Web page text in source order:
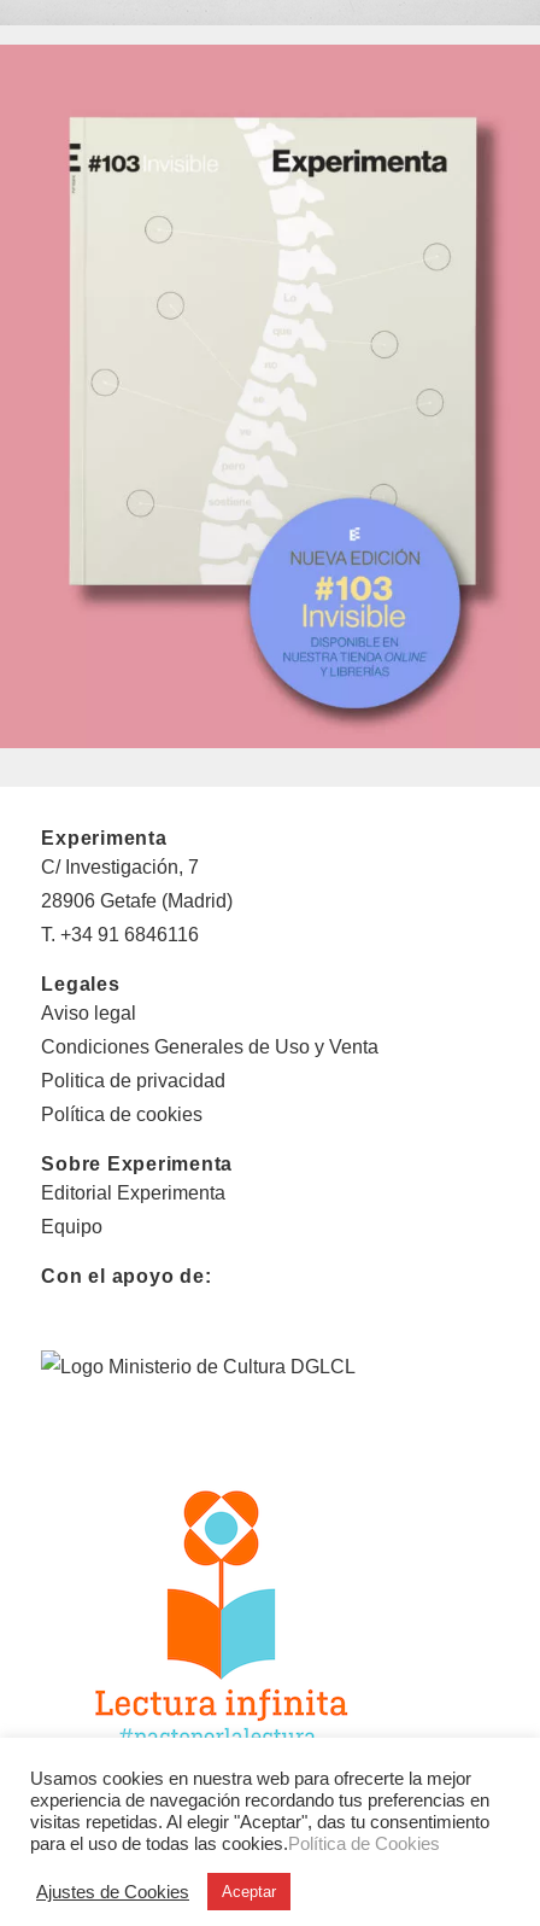
Experimenta
C/ Investigación, 7
28906 Getafe (Madrid)
T. +34 91 6846116
Legales
Aviso legal
Condiciones Generales de Uso y Venta
Politica de privacidad
Política de cookies
Sobre Experimenta
Editorial Experimenta
Equipo
Con el apoyo de:
Facebook Twitter
Instagram
YouTube
LinkedIn Contacto
Usamos cookies en nuestra web para ofrecerte la mejor
experiencia de navegación recordando tus preferencias en
visitas repetidas. Al elegir "Aceptar", das tu consentimiento
para el uso de todas las cookies.Política de Cookies
Ajustes de Cookies Aceptar